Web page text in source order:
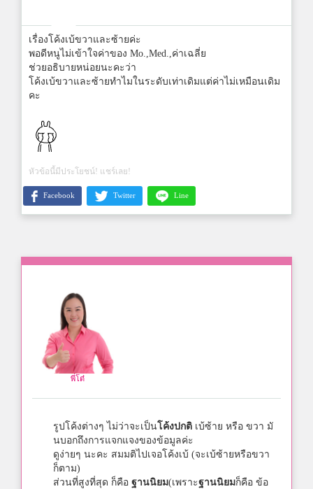
เรื่องโค้งเบ้ขวาและซ้ายค่ะ
พอดีหนูไม่เข้าใจค่าของ Mo.,Med.,ค่าเฉลี่ย
ช่วยอธิบายหน่อยนะคะว่า
โค้งเบ้ขวาและซ้ายทำไมในระดับเท่าเดิมแต่ค่าไม่เหมือนเดิม
คะ
หัวข้อนี้มีประโยชน์! แชร์เลย!
Facebook Twitter Line
พี่โต๋
รูปโค้งต่างๆ ไม่ว่าจะเป็น โค้งปกติ เบ้ซ้าย หรือ ขวา มั
นบอกถึงการแจกแจงของข้อมูลค่ะ
ดูง่ายๆ นะคะ สมมติไปเจอโค้งเบ้ (จะเบ้ซ้ายหรือขวา
ก็ตาม)
ส่วนที่สูงที่สุด ก็คือ ฐานนิยม(เพราะฐานนิยมก็คือ ข้อ